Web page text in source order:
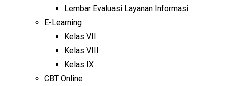
Lembar Evaluasi Layanan Informasi
E-Learning
Kelas VII
Kelas VIII
Kelas IX
CBT Online